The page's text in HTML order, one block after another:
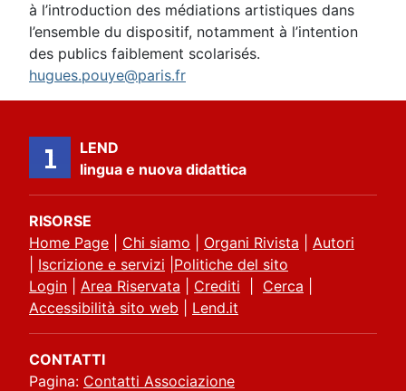
à l’introduction des médiations artistiques dans
l’ensemble du dispositif, notamment à l’intention
des publics faiblement scolarisés.
hugues.pouye@paris.fr
LEND
lingua e nuova didattica
RISORSE
Home Page
Chi siamo Organi Rivista
Autori
Iscrizione e servizi Politiche del sito
Login
Area Riservata Crediti Cerca
Accessibilità sito web
Lend.it
CONTATTI
Pagina: Contatti Associazione